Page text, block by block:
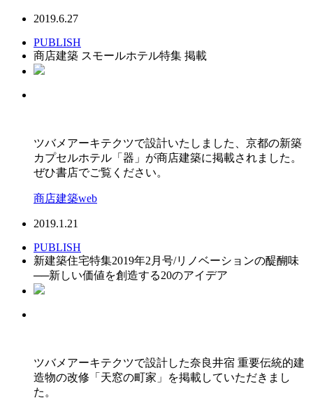
2019.6.27
PUBLISH
商店建築 スモールホテル特集 掲載
ツバメアーキテクツで設計いたしました、京都の新築
カプセルホテル「器」が商店建築に掲載されました。
ぜひ書店でご覧ください。
商店建築web
2019.1.21
PUBLISH
新建築住宅特集2019年2月号/リノベーションの醍醐味
──新しい価値を創造する20のアイデア
ツバメアーキテクツで設計した奈良井宿 重要伝統的建
造物の改修「天窓の町家」を掲載していただきまし
た。